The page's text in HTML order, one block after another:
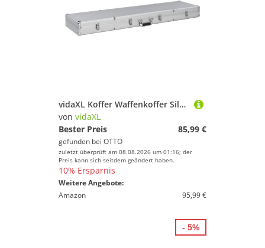
vidaXL Koffer Waffenkoffer Silbern 134×35×12 cm Aluminium
von vidaXL
Bester Preis
85,99 €
gefunden bei OTTO
zuletzt überprüft am 08.08.2026 um 01:16; der
Preis kann sich seitdem geändert haben.
10% Ersparnis
Weitere Angebote:
Amazon
95,99 €
- 5%